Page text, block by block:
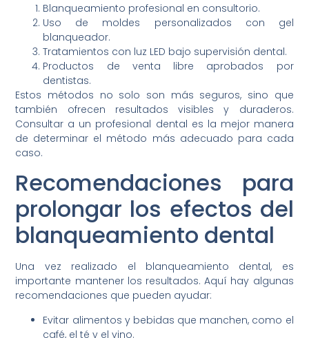
Blanqueamiento profesional en consultorio.
Uso de moldes personalizados con gel
blanqueador.
Tratamientos con luz LED bajo supervisión dental.
Productos de venta libre aprobados por
dentistas.
Estos métodos no solo son más seguros, sino que
también ofrecen resultados visibles y duraderos.
Consultar a un profesional dental es la mejor manera
de determinar el método más adecuado para cada
caso.
Recomendaciones para
prolongar los efectos del
blanqueamiento dental
Una vez realizado el blanqueamiento dental, es
importante mantener los resultados. Aquí hay algunas
recomendaciones que pueden ayudar:
Evitar alimentos y bebidas que manchen, como el
café, el té y el vino.